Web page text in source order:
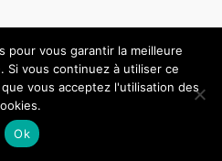
Bôle | Propulsé parThème
Astra
pour vous garantir la meilleure
Si vous continuez à utiliser ce
vous acceptez l'utilisation des
Ok